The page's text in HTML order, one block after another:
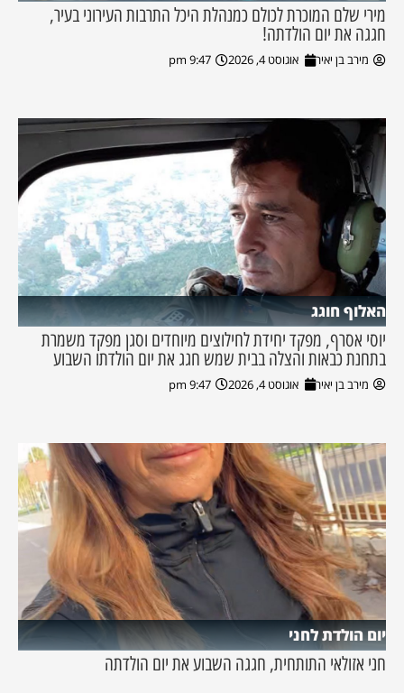
מירי שלם המוכרת לכולם כמנהלת היכל התרבות העירוני בעיר,
חגגה את יום הולדתה!
מירב בן יאיר אוגוסט 4, 2026 9:47 pm
האלוף חוגג
יוסי אסרף, מפקד יחידת לחילוצים מיוחדים וסגן מפקד משמרת
בתחנת כבאות והצלה בבית שמש חגג את יום הולדתו השבוע
מירב בן יאיר אוגוסט 4, 2026 9:47 pm
יום הולדת לחני
חני אזולאי התותחית, חגגה השבוע את יום הולדתה